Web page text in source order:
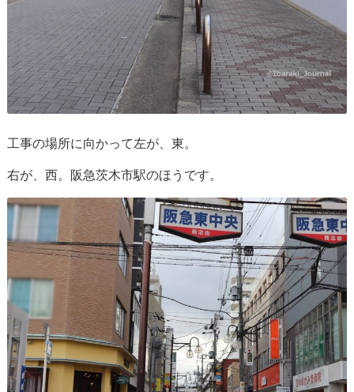
工事の場所に向かって左が、東。
右が、西。阪急茨木市駅のほうです。